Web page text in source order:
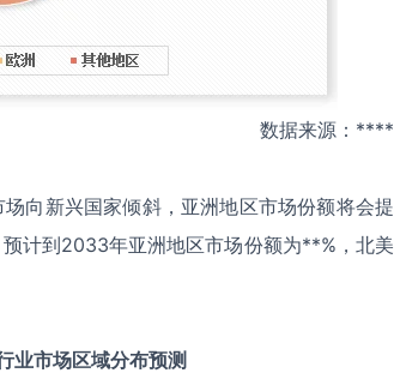
数据来源：****
向新兴国家倾斜，亚洲地区市场份额将会提
计到2033年亚洲地区市场份额为**%，北美
业市场区域分布预测